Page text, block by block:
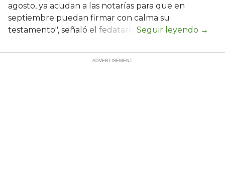
agosto, ya acudan a las notarías para que en
septiembre puedan firmar con calma su
testamento", señaló el fedatario.